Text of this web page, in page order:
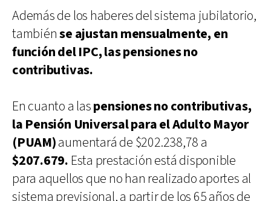
Además de los haberes del sistema jubilatorio,
tambiénse ajustan mensualmente, en
función del IPC, las pensiones no
contributivas.
En cuanto a laspensiones no contributivas,
la Pensión Universal para el Adulto Mayor
(PUAM)aumentará de $202.238,78 a
$207.679. Esta prestación está disponible
para aquellos que no han realizado aportes al
sistema previsional, a partir de los 65 años de